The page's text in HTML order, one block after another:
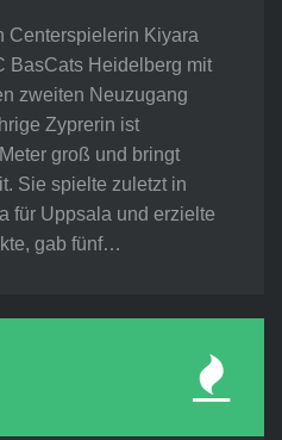
Centerspielerin Kiyara
BasCats Heidelberg mit
zweiten Neuzugang
Zyprerin ist
groß und bringt
Sie spielte zuletzt in
für Uppsala und erzielte
gab fünf…